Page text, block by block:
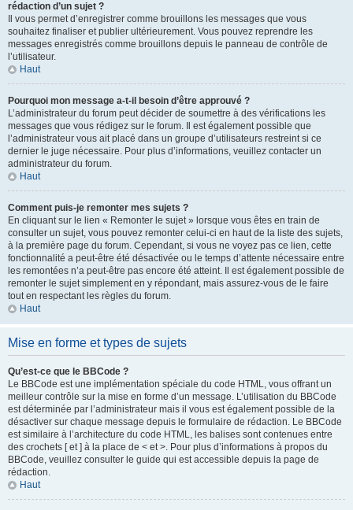
rédaction d’un sujet ?
Il vous permet d’enregistrer comme brouillons les messages que vous
souhaitez finaliser et publier ultérieurement. Vous pouvez reprendre les
messages enregistrés comme brouillons depuis le panneau de contrôle de
l’utilisateur.
Haut
Pourquoi mon message a-t-il besoin d’être approuvé ?
L’administrateur du forum peut décider de soumettre à des vérifications les
messages que vous rédigez sur le forum. Il est également possible que
l’administrateur vous ait placé dans un groupe d’utilisateurs restreint si ce
dernier le juge nécessaire. Pour plus d’informations, veuillez contacter un
administrateur du forum.
Haut
Comment puis-je remonter mes sujets ?
En cliquant sur le lien « Remonter le sujet » lorsque vous êtes en train de
consulter un sujet, vous pouvez remonter celui-ci en haut de la liste des sujets,
à la première page du forum. Cependant, si vous ne voyez pas ce lien, cette
fonctionnalité a peut-être été désactivée ou le temps d’attente nécessaire entre
les remontées n’a peut-être pas encore été atteint. Il est également possible de
remonter le sujet simplement en y répondant, mais assurez-vous de le faire
tout en respectant les règles du forum.
Haut
Mise en forme et types de sujets
Qu’est-ce que le BBCode ?
Le BBCode est une implémentation spéciale du code HTML, vous offrant un
meilleur contrôle sur la mise en forme d’un message. L’utilisation du BBCode
est déterminée par l’administrateur mais il vous est également possible de la
désactiver sur chaque message depuis le formulaire de rédaction. Le BBCode
est similaire à l’architecture du code HTML, les balises sont contenues entre
des crochets [ et ] à la place de < et >. Pour plus d’informations à propos du
BBCode, veuillez consulter le guide qui est accessible depuis la page de
rédaction.
Haut